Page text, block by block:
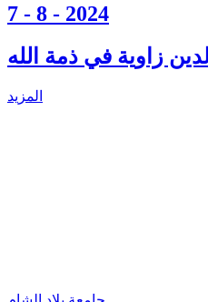
7 - 8 - 2024
زاوية في ذمة الله
المزيد